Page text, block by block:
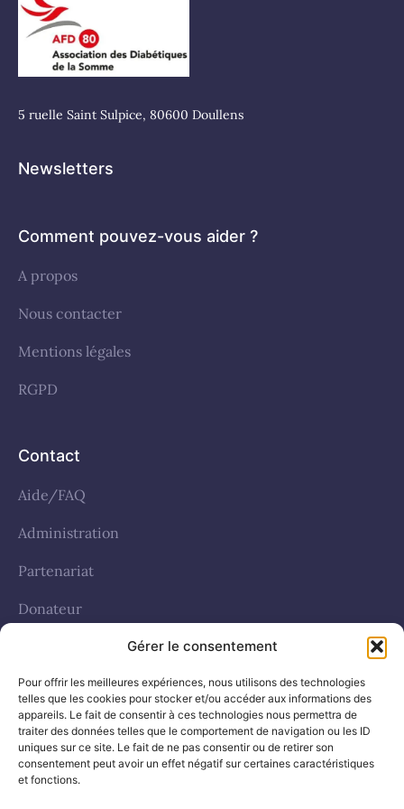
Gérer le consentement
Pour offrir les meilleures expériences, nous utilisons des technologies
telles que les cookies pour stocker et/ou accéder aux informations des
appareils. Le fait de consentir à ces technologies nous permettra de
traiter des données telles que le comportement de navigation ou les ID
uniques sur ce site. Le fait de ne pas consentir ou de retirer son
consentement peut avoir un effet négatif sur certaines caractéristiques
et fonctions.
5 ruelle Saint Sulpice, 80600 Doullens
Newsletters
Comment pouvez-vous aider ?
A propos
Nous contacter
Mentions légales
RGPD
Contact
Aide/FAQ
Administration
Partenariat
Donateur
Politique de cookies (UE)
Réseaux sociaux
facebook